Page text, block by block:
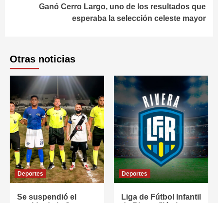
Ganó Cerro Largo, uno de los resultados que
esperaba la selección celeste mayor
Otras noticias
Deportes
Se suspendió el
Deportes
Liga de Fútbol Infantil